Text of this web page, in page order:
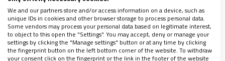
We and our partners store and/or access information on a device, such as
unique IDs in cookies and other browser storage to process personal data.
Some vendors may process your personal data based on legitimate interest,
to object to this open the "Settings". You may accept, deny or manage your
settings by clicking the "Manage settings" button or at any time by clicking
the fingerprint button on the left bottom corner of the website. To withdraw
your consent click on the fingerprint or the link in the footer of the website